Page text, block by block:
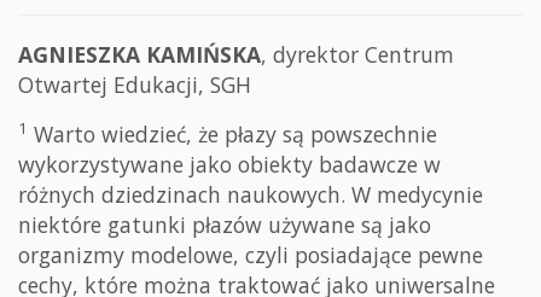
AGNIESZKA KAMIŃSKA, dyrektor Centrum
Otwartej Edukacji, SGH
1 Warto wiedzieć, że płazy są powszechnie
wykorzystywane jako obiekty badawcze w
różnych dziedzinach naukowych. W medycynie
niektóre gatunki płazów używane są jako
organizmy modelowe, czyli posiadające pewne
cechy, które można traktować jako uniwersalne